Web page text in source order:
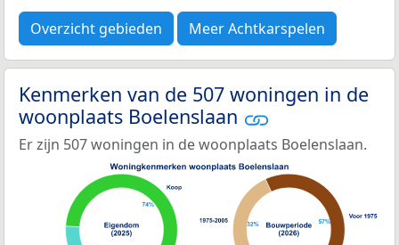
Overzicht gebieden Meer Achtkarspelen
Kenmerken van de 507 woningen in de
woonplaats Boelenslaan
Er zijn 507 woningen in de woonplaats Boelenslaan.